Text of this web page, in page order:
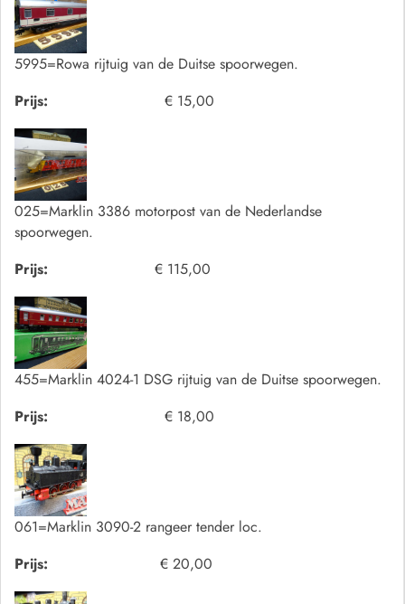
5995=Rowa rijtuig van de Duitse spoorwegen.
Prijs:
€ 15,00
025=Marklin 3386 motorpost van de Nederlandse
spoorwegen.
Prijs:
€ 115,00
455=Marklin 4024-1 DSG rijtuig van de Duitse spoorwegen.
Prijs:
€ 18,00
061=Marklin 3090-2 rangeer tender loc.
Prijs:
€ 20,00